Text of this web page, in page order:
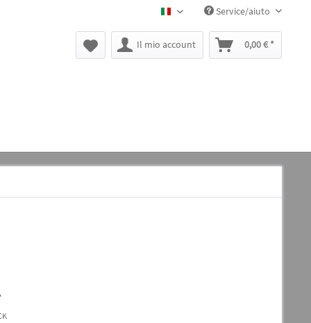
BLACK CANYON IT
Service/aiuto
Il mio account 0,00 € *